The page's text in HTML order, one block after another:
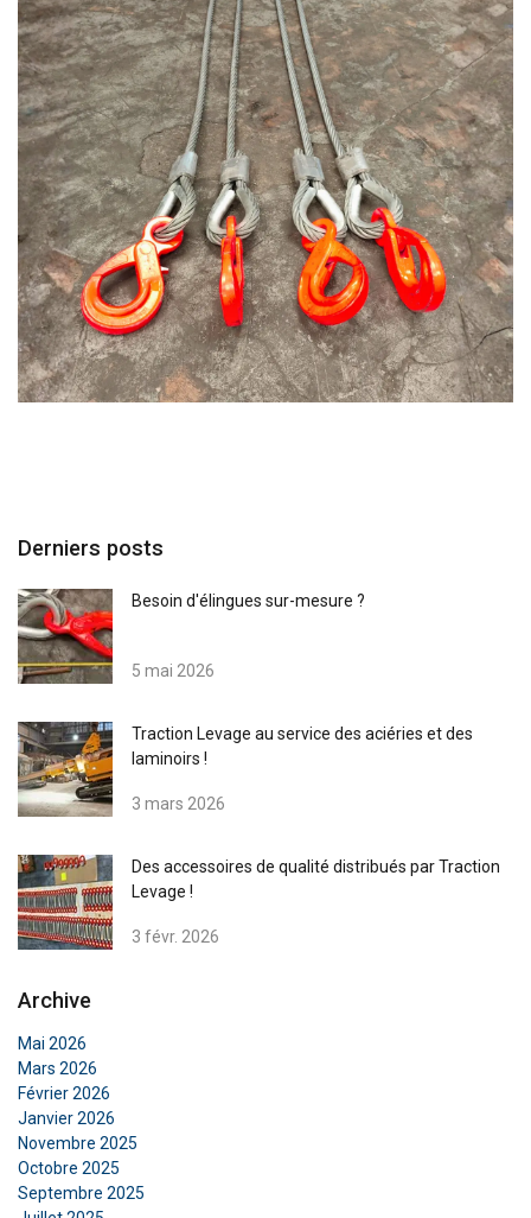
Derniers posts
Besoin d'élingues sur-mesure ?
5 mai 2026
Traction Levage au service des aciéries et des
laminoirs !
3 mars 2026
Des accessoires de qualité distribués par Traction
Levage !
3 févr. 2026
Archive
Mai 2026
Mars 2026
Février 2026
Janvier 2026
Novembre 2025
Octobre 2025
Septembre 2025
Ce site Web utilise des cookies
contenu, les publicités et analyser notre trafic.
Nous partageons également des informations
sur votre utilisation de notre site avec nos
partenaires de publicité et d'analyse qui peuvent
les combiner avec d'autres informations que
vous leur avez fournies ou qu'ils ont collectées